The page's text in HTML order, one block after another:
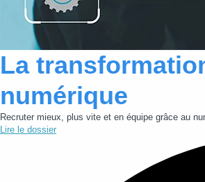
La
numérique
Recruter mieux, plus vite et en équipe grâce au
Lire le dossier